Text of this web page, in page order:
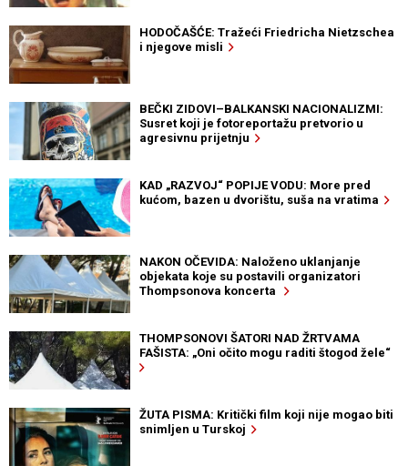
HODOČAŠĆE: Tražeći Friedricha Nietzschea
i njegove misli
BEČKI ZIDOVI–BALKANSKI NACIONALIZMI:
Susret koji je fotoreportažu pretvorio u
agresivnu prijetnju
KAD „RAZVOJ“ POPIJE VODU: More pred
kućom, bazen u dvorištu, suša na vratima
NAKON OČEVIDA: Naloženo uklanjanje
objekata koje su postavili organizatori
Thompsonova koncerta
THOMPSONOVI ŠATORI NAD ŽRTVAMA
FAŠISTA: „Oni očito mogu raditi štogod žele“
ŽUTA PISMA: Kritički film koji nije mogao biti
snimljen u Turskoj